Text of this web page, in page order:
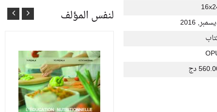
2016
دج
لنفس المؤلف